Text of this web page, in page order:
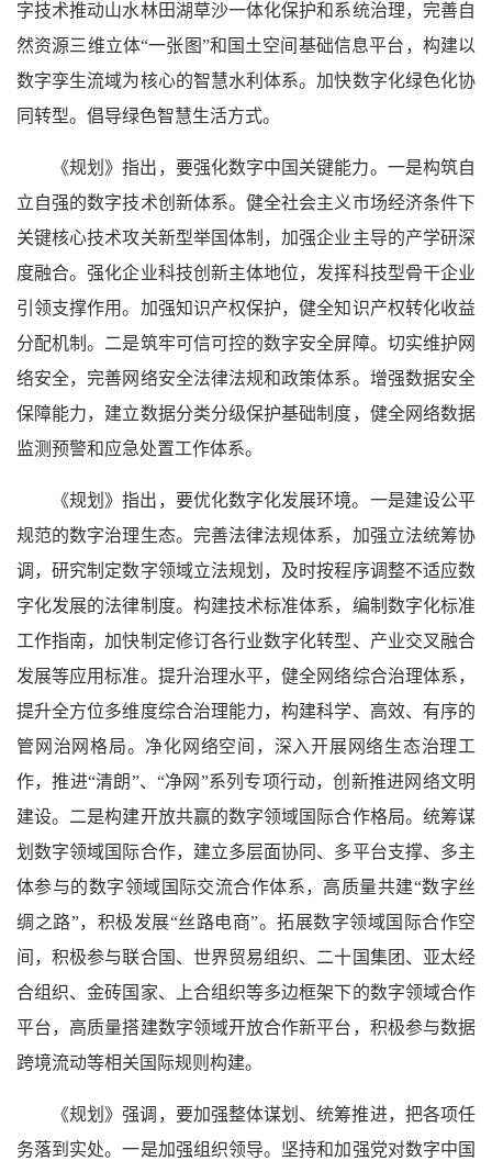
字技术推动山水林田湖草沙一体化保护和系统治理，完善自
然资源三维立体“一张图”和国土空间基础信息平台，构建以
数字孪生流域为核心的智慧水利体系。加快数字化绿色化协
同转型。倡导绿色智慧生活方式。
《规划》指出，要强化数字中国关键能力。一是构筑自
立自强的数字技术创新体系。健全社会主义市场经济条件下
关键核心技术攻关新型举国体制，加强企业主导的产学研深
度融合。强化企业科技创新主体地位，发挥科技型骨干企业
引领支撑作用。加强知识产权保护，健全知识产权转化收益
分配机制。二是筑牢可信可控的数字安全屏障。切实维护网
络安全，完善网络安全法律法规和政策体系。增强数据安全
保障能力，建立数据分类分级保护基础制度，健全网络数据
监测预警和应急处置工作体系。
《规划》指出，要优化数字化发展环境。一是建设公平
规范的数字治理生态。完善法律法规体系，加强立法统筹协
调，研究制定数字领域立法规划，及时按程序调整不适应数
字化发展的法律制度。构建技术标准体系，编制数字化标准
工作指南，加快制定修订各行业数字化转型、产业交叉融合
发展等应用标准。提升治理水平，健全网络综合治理体系，
提升全方位多维度综合治理能力，构建科学、高效、有序的
管网治网格局。净化网络空间，深入开展网络生态治理工
作，推进“清朗”、“净网”系列专项行动，创新推进网络文明
建设。二是构建开放共赢的数字领域国际合作格局。统筹谋
划数字领域国际合作，建立多层面协同、多平台支撑、多主
体参与的数字领域国际交流合作体系，高质量共建“数字丝
绸之路”，积极发展“丝路电商”。拓展数字领域国际合作空
间，积极参与联合国、世界贸易组织、二十国集团、亚太经
合组织、金砖国家、上合组织等多边框架下的数字领域合作
平台，高质量搭建数字领域开放合作新平台，积极参与数据
跨境流动等相关国际规则构建。
《规划》强调，要加强整体谋划、统筹推进，把各项任
务落到实处。一是加强组织领导。坚持和加强党对数字中国